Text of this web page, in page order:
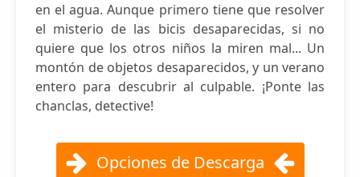
en el agua. Aunque primero tiene que resolver
el misterio de las bicis desaparecidas, si no
quiere que los otros niños la miren mal... Un
montón de objetos desaparecidos, y un verano
entero para descubrir al culpable. ¡Ponte las
chanclas, detective!
Opciones de Descarga